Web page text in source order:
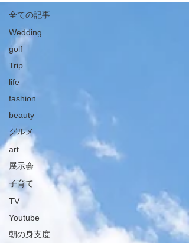
全ての記事
Wedding
golf
Trip
life
fashion
beauty
グルメ
art
展示会
子育て
TV
Youtube
朝の身支度